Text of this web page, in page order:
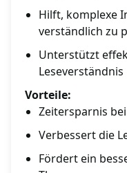
Hilft, komplexe
verständlich zu
Unterstützt
Leseverständnis
Vorteile:
Zeitersparnis
Verbessert die
Fördert ein